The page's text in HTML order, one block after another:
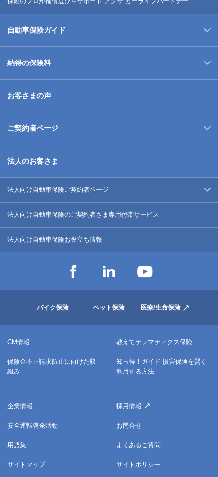
自動車保険ガイド
納得の保険料
お客さまの声
ご契約者ページ
法人のお客さま
法人向け自動車保険ご契約者ページ
法人向け自動車保険のご契約者さま専用付帯サービス
法人向け自動車保険お役立ち情報
バイク保険 ペット保険 医療/生命保険
CM情報 教えてテレマティクス保険
保険金不正請求防止に向けた取
組み
知っ得！ガイド 損害保険を賢く
利用する方法
企業情報 採用情報
安全運転啓発活動 お問合せ
用語集 よくあるご質問
サイトマップ サイトポリシー